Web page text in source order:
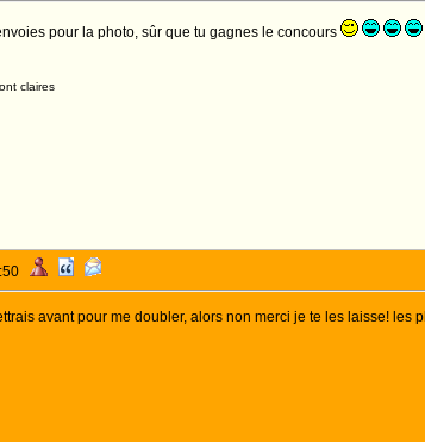
pour la photo, sûr que tu gagnes le concours
claires
avant pour me doubler, alors non merci je te les laisse! les